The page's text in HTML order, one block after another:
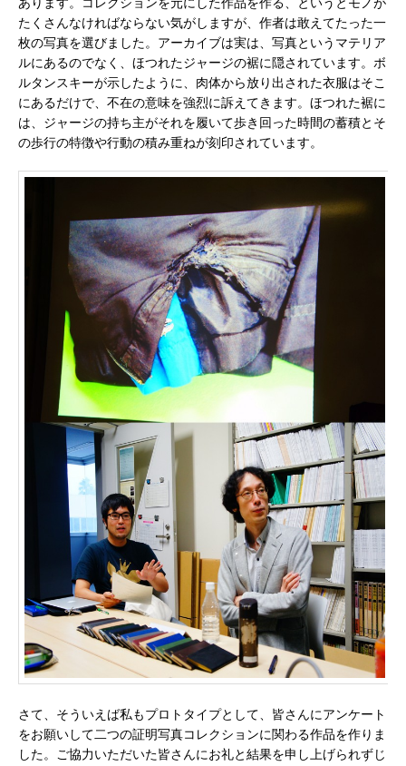
たくさんなければならない気がしますが、作者は敢えてたった一
枚の写真を選びました。アーカイブは実は、写真というマテリア
ルにあるのでなく、ほつれたジャージの裾に隠されています。ボ
ルタンスキーが示したように、肉体から放り出された衣服はそこ
にあるだけで、不在の意味を強烈に訴えてきます。ほつれた裾に
は、ジャージの持ち主がそれを履いて歩き回った時間の蓄積とそ
の歩行の特徴や行動の積み重ねが刻印されています。
さて、そういえば私もプロトタイプとして、皆さんにアンケート
をお願いして二つの証明写真コレクションに関わる作品を作りま
した。ご協力いただいた皆さんにお礼と結果を申し上げられずじ